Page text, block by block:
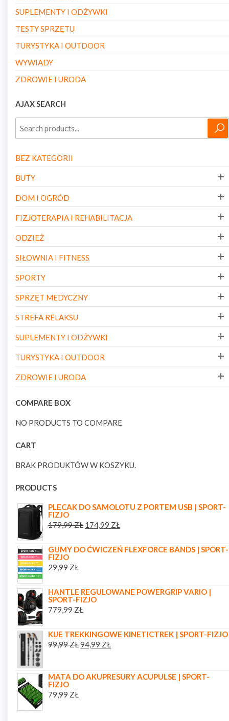
SUPLEMENTY I ODŻYWKI
TESTY SPRZĘTU
TURYSTYKA I OUTDOOR
WYWIADY
ZDROWIE I URODA
AJAX SEARCH
BEZ KATEGORII
BUTY
DOM I OGRÓD
FIZJOTERAPIA I REHABILITACJA
ODZIEŻ
SIŁOWNIA I FITNESS
SPORTY
SPRZĘT MEDYCZNY
STREFA RELAKSU
SUPLEMENTY I ODŻYWKI
TURYSTYKA I OUTDOOR
ZDROWIE I URODA
COMPARE BOX
NO PRODUCTS TO COMPARE
CART
BRAK PRODUKTÓW W KOSZYKU.
PRODUCTS
PLECAK DO SAMOLOTU Z PORTEM USB | SPORT-
FIZJO
179,99ZŁ 174,99 ZŁ
GUMY DO ĆWICZEŃ FLEXFORCE BANDS | SPORT-
FIZJO
29,99 ZŁ
HANTLE REGULOWANE POWERGRIP VARIO |
SPORT-FIZJO
779,99 ZŁ
KIJE TREKKINGOWE KINETICTREK | SPORT-FIZJO
99,99ZŁ94,99 ZŁ
MATA DO AKUPRESURY ACUPULSE | SPORT-
FIZJO
79,99 ZŁ